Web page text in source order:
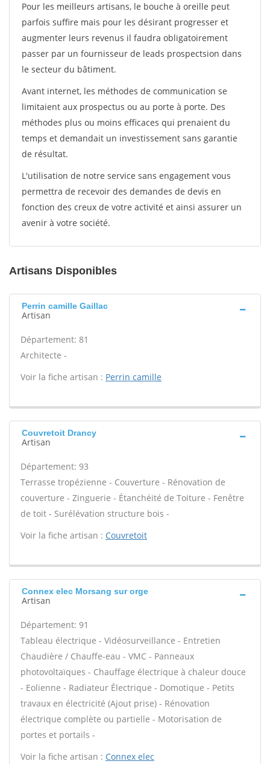
Pour les meilleurs artisans, le bouche à oreille peut
parfois suffire mais pour les désirant progresser et
augmenter leurs revenus il faudra obligatoirement
passer par un fournisseur de leads prospectsion dans
le secteur du bâtiment.
Avant internet, les méthodes de communication se
limitaient aux prospectus ou au porte à porte. Des
méthodes plus ou moins efficaces qui prenaient du
temps et demandait un investissement sans garantie
de résultat.
L'utilisation de notre service sans engagement vous
permettra de recevoir des demandes de devis en
fonction des creux de votre activité et ainsi assurer un
avenir à votre société.
Artisans Disponibles
Perrin camille Gaillac
Artisan
Département: 81
Architecte -
Voir la fiche artisan : Perrin camille
Couvretoit Drancy
Artisan
Département: 93
Terrasse tropézienne - Couverture - Rénovation de
couverture - Zinguerie - Étanchéité de Toiture - Fenêtre
de toit - Surélévation structure bois -
Voir la fiche artisan : Couvretoit
Connex elec Morsang sur orge
Artisan
Département: 91
Tableau électrique - Vidéosurveillance - Entretien
Chaudière / Chauffe-eau - VMC - Panneaux
photovoltaïques - Chauffage électrique à chaleur douce
- Eolienne - Radiateur Électrique - Domotique - Petits
travaux en électricité (Ajout prise) - Rénovation
électrique complète ou partielle - Motorisation de
portes et portails -
Voir la fiche artisan : Connex elec